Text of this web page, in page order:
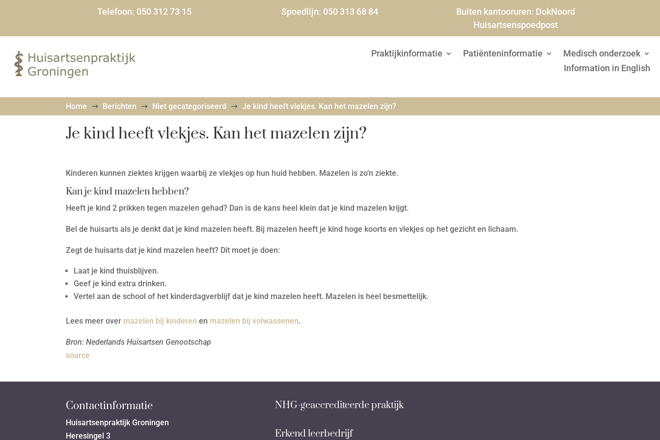
Telefoon: 050 312 73 15 Spoedlijn: 050 313 68 84 Buiten kantooruren: DokNoord
Huisartsenspoedpost
Praktijkinformatie Patiënteninformatie
Medisch onderzoek
Information in English
Home $ Berichten $ Niet gecategoriseerd $ Je kind heeft vlekjes. Kan het mazelen zijn?
Je kind heeft vlekjes. Kan het mazelen zijn?
Kinderen kunnen ziektes krijgen waarbij ze vlekjes op hun huid hebben. Mazelen is zo’n ziekte.
Kan je kind mazelen hebben?
Heeft je kind 2 prikken tegen mazelen gehad? Dan is de kans heel klein dat je kind mazelen krijgt.
Bel de huisarts als je denkt dat je kind mazelen heeft. Bij mazelen heeft je kind hoge koorts en vlekjes op het gezicht en lichaam.
Zegt de huisarts dat je kind mazelen heeft? Dit moet je doen:
Laat je kind thuisblijven.
Geef je kind extra drinken.
Vertel aan de school of het kinderdagverblijf dat je kind mazelen heeft. Mazelen is heel besmettelijk.
Lees meer over mazelen bij kinderen en mazelen bij volwassenen.
Bron: Nederlands Huisartsen Genootschap
source
Contactinformatie
Huisartsenpraktijk Groningen
Heresingel 3
NHG-geaccrediteerde praktijk
Erkend leerbedrijf